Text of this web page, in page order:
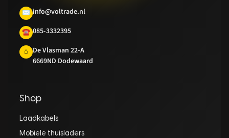
✉ info@voltrade.nl
☎ 085-3332395
⌂
De Vlasman 22-A
6669ND Dodewaard
Shop
Laadkabels
Mobiele thuisladers